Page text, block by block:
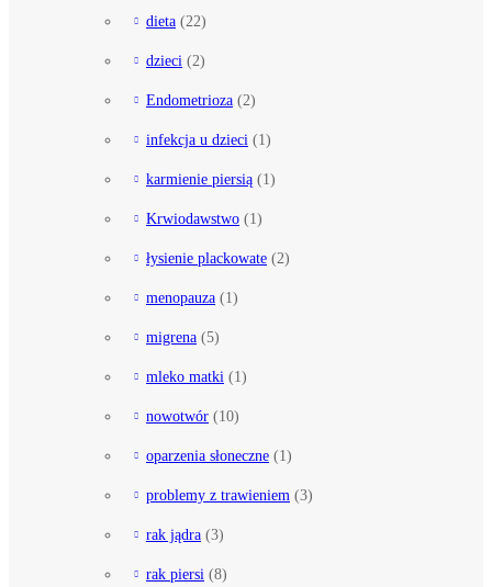
dieta (22)
dzieci (2)
Endometrioza (2)
infekcja u dzieci (1)
karmienie piersią (1)
Krwiodawstwo (1)
łysienie plackowate (2)
menopauza (1)
migrena (5)
mleko matki (1)
nowotwór (10)
oparzenia słoneczne (1)
problemy z trawieniem (3)
rak jądra (3)
rak piersi (8)